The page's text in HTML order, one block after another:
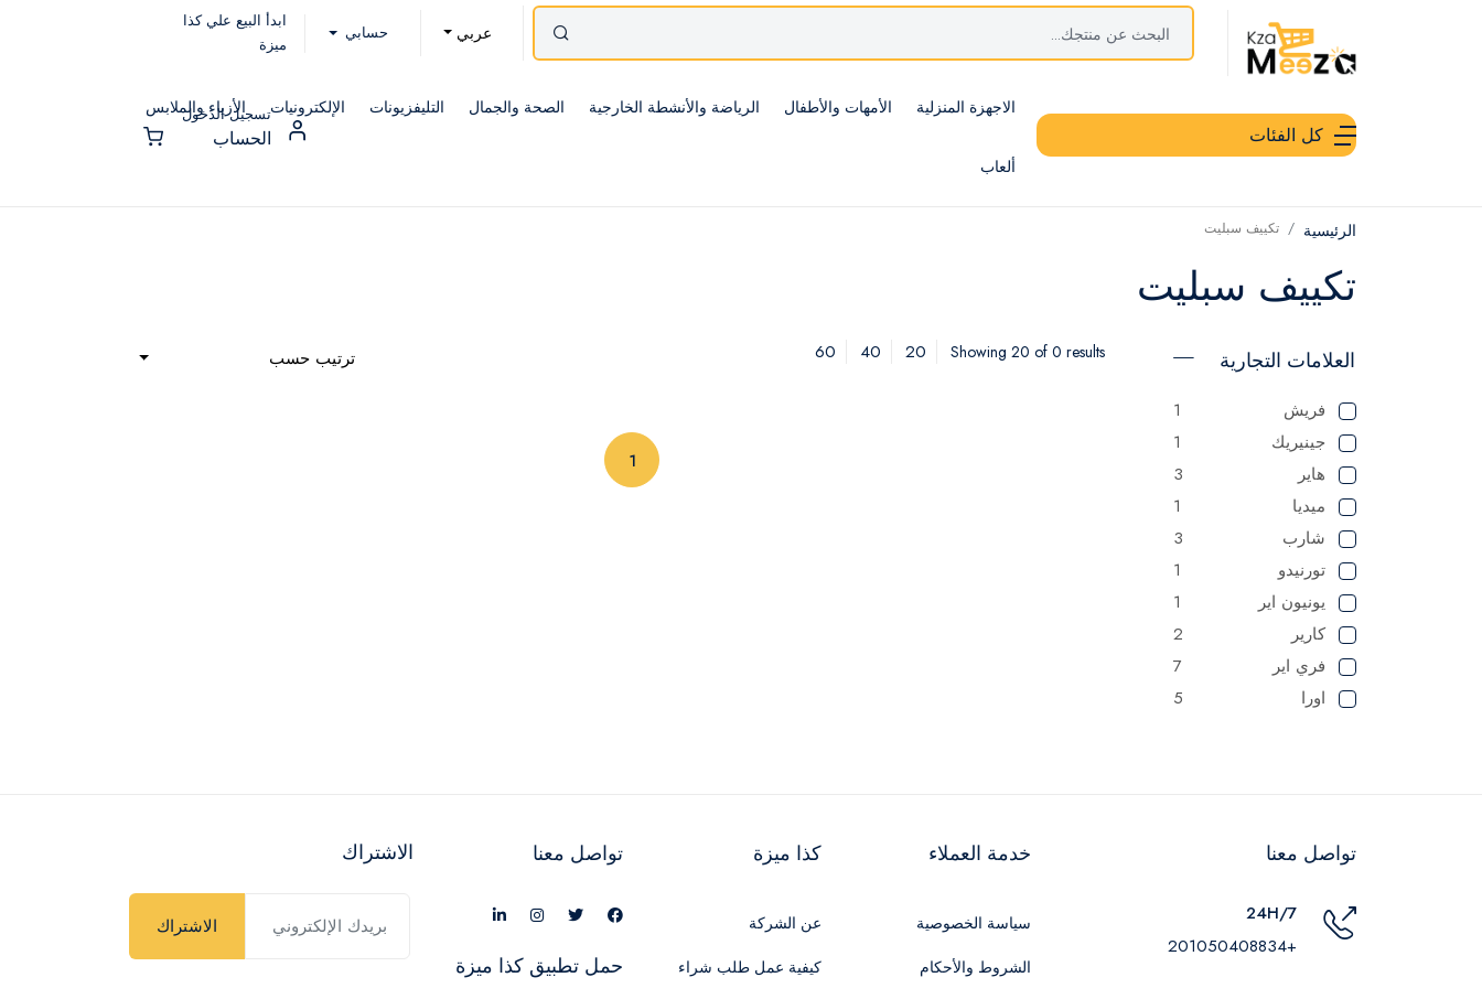
عربي حسابي
ابدأ البيع علي كذا
ميزة
كل الفئات
الاجهزة المنزلية الأمهات والأطفال الرياضة والأنشطة الخارجية الصحة والجمال التليفزيونات الإلكترونيات الأزياء والملابس
ألعاب
تسجيل الدخول
الحساب
الرئيسية تكييف سبليت
تكييف سبليت
العلامات التجارية
فريش
1
جينيريك
1
هاير
3
ميديا
1
شارب
3
تورنيدو
1
يونيون اير
1
كارير
2
فري اير
7
اورا
5
Showing 20 of 0 results
20
40
60 ترتيب حسب
1
تواصل معنا
24H/7
+201050408834
خدمة العملاء
سياسة الخصوصية
الشروط والأحكام
كذا ميزة
عن الشركة
كيفية عمل طلب شراء
تواصل معنا
حمل تطبيق كذا ميزة
الاشتراك
الاشتراك